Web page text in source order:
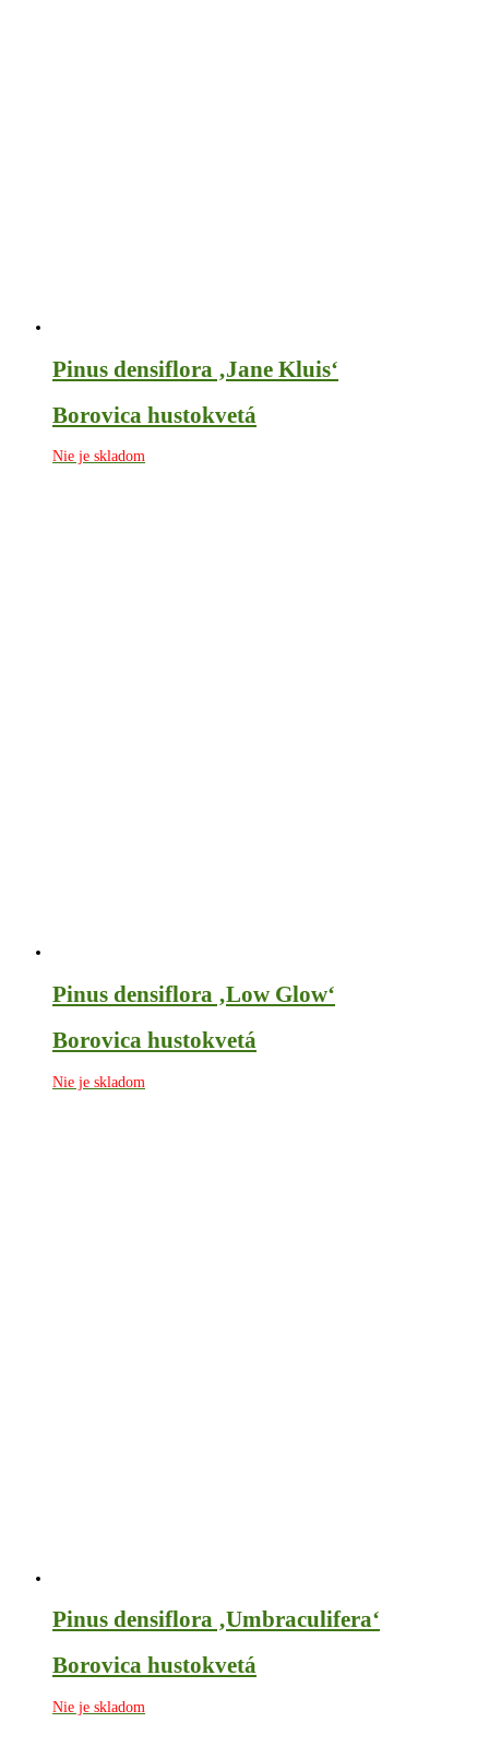
Pinus densiflora ‚Jane Kluis‘
Borovica hustokvetá
Nie je skladom
Pinus densiflora ‚Low Glow‘
Borovica hustokvetá
Nie je skladom
Pinus densiflora ‚Umbraculifera‘
Borovica hustokvetá
Nie je skladom